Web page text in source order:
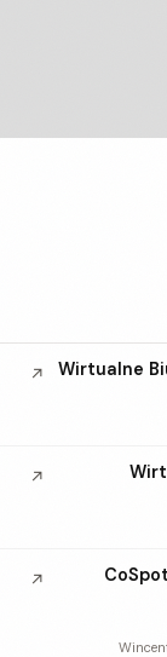
Wirtualne
↗
↗
↗